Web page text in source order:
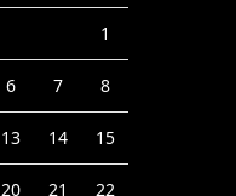
1
6 7 8
13 14 15
20 21 22